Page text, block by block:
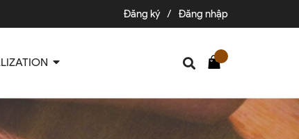
Đăng ký / Đăng nhập